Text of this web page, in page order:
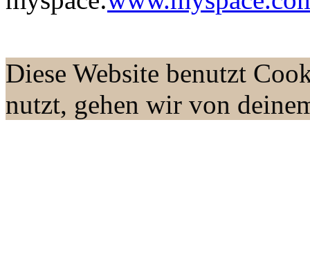
Diese Website benutzt
nutzt, gehen wir von